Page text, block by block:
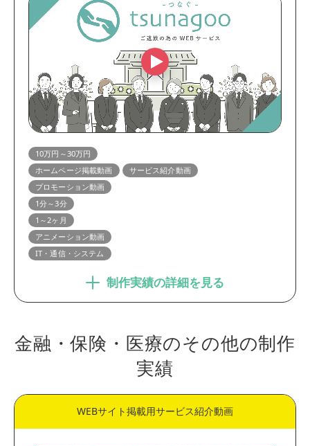
10万円～30万円
ホームページ掲載動画
サービス紹介動画
プロモーション動画
1分～3分
1～2ヶ月
アニメーション動画
IT・通信・システム
制作実績の詳細を見る
金融・保険・医療のその他の制作
実績
WEBサイト掲載用サービス紹介動画